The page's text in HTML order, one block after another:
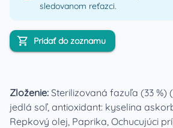
sledovanom reťazci.
Pridať do zoznamu
Zloženie: Sterilizovaná fazuľa (33 %)
jedlá soľ, antioxidant: kyselina
Repkový olej, Paprika, Ochucujúci